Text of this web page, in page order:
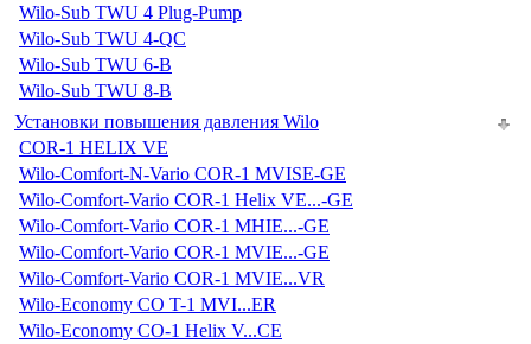
Wilo-Sub TWU 4 Plug-Pump
Wilo-Sub TWU 4-QC
Wilo-Sub TWU 6-B
Wilo-Sub TWU 8-B
Установки повышения давления Wilo
COR-1 HELIX VE
Wilo-Comfort-N-Vario COR-1 MVISE-GE
Wilo-Comfort-Vario COR-1 Helix VE...-GE
Wilo-Comfort-Vario COR-1 MHIE...-GE
Wilo-Comfort-Vario COR-1 MVIE...-GE
Wilo-Comfort-Vario COR-1 MVIE...VR
Wilo-Economy CO T-1 MVI...ER
Wilo-Economy CO-1 Helix V...CE